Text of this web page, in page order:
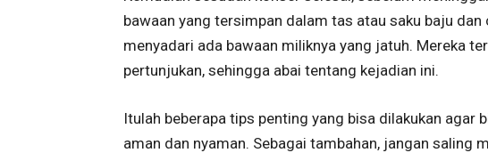
bawaan yang tersimpan dalam tas atau saku baju
menyadari ada bawaan miliknya yang jatuh. Mereka
pertunjukan, sehingga abai tentang kejadian ini.
Itulah beberapa tips penting yang bisa dilakukan agar
aman dan nyaman. Sebagai tambahan, jangan saling